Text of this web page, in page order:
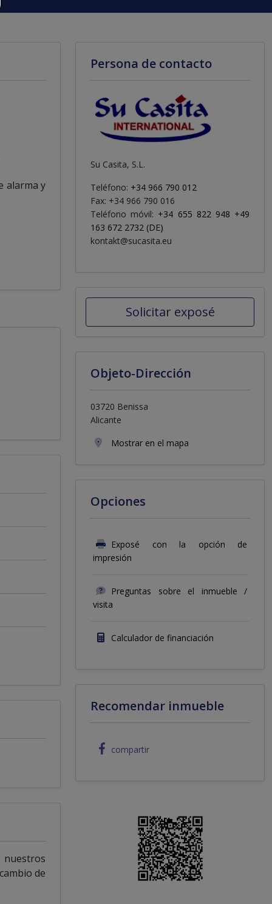
alarma y
de
Persona de contacto
Su Casita, S.L.
Teléfono: +34 966 790 012
Fax: +34 966 790 016
Teléfono móvil: +34 655 822 948 +49
163 672 2732 (DE)
kontakt@sucasita.eu
Solicitar exposé
Objeto-Dirección
03720 Benissa
Alicante
Mostrar en el mapa
Opciones
Exposé con la opción de
impresión
Preguntas sobre el inmueble /
visita
Calculador de financiación
Recomendar inmueble
compartir